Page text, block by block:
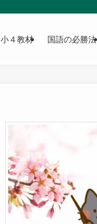
小４教材 国語の必勝法